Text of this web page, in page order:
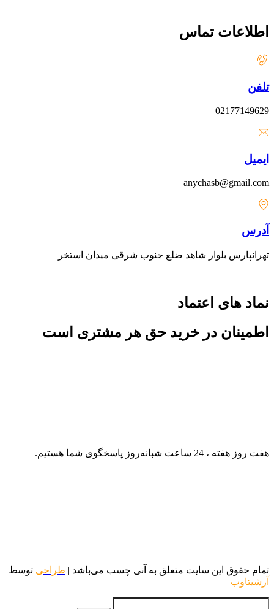
اطلاعات تماس
تلفن
02177149629
ایمیل
anychasb@gmail.com
آدرس
تهرانپارس بلوار شاهد ضلع جنوب شرقی میدان استخر
نماد های اعتماد
اطمینان در خرید حق هر مشتری است
هفت روز هفته ، 24 ساعت شبانه‌روز پاسخگوی شما هستیم.
تمام حقوق این سایت متعلق به آنی چسب می‌باشد | طراحی توسط
آرشیتاوب